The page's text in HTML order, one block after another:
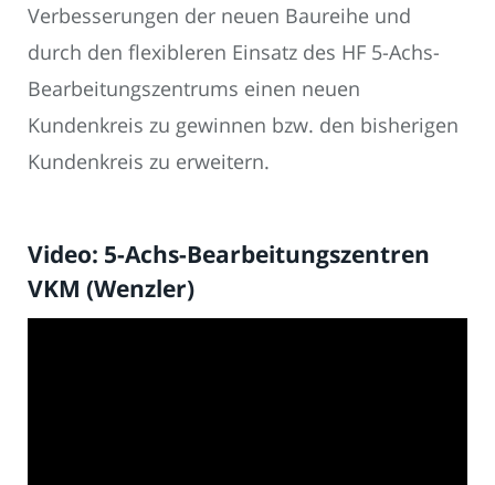
Verbesserungen der neuen Baureihe und
durch den flexibleren Einsatz des HF 5-Achs-
Bearbeitungszentrums einen neuen
Kundenkreis zu gewinnen bzw. den bisherigen
Kundenkreis zu erweitern.
Video: 5-Achs-Bearbeitungszentren
VKM (Wenzler)